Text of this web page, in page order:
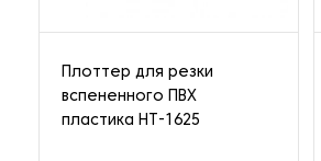
Плоттер для резки
вспененного ПВХ
пластика HT-1625